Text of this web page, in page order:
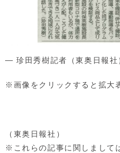
― 珍田秀樹記者（東奥日報社
※画像をクリックすると拡大
（東奥日報社）
※これらの記事に関しまして